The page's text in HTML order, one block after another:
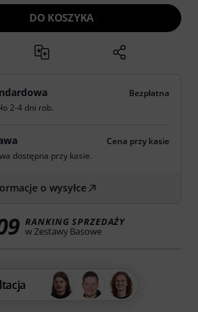
DO KOSZYKA
Bezpłatna
2-4 dni rob.
Cena przy kasie
dostępna przy kasie.
o wysyłce
RANKING SPRZEDAŻY
w Zestawy Basowe